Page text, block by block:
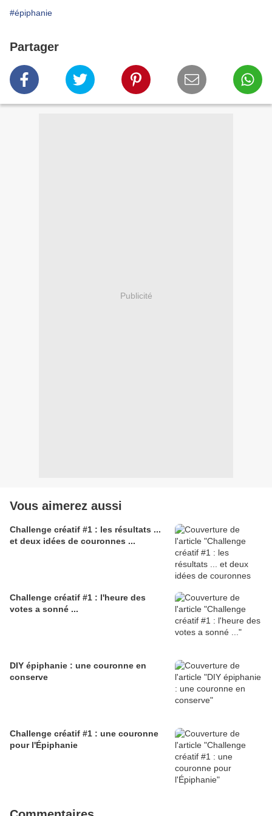
#épiphanie
Partager
Publicité
Vous aimerez aussi
Challenge créatif #1 : les résultats ...
et deux idées de couronnes ...
Challenge créatif #1 : l'heure des
votes a sonné ...
DIY épiphanie : une couronne en
conserve
Challenge créatif #1 : une couronne
pour l'Épiphanie